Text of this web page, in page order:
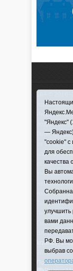
поддержке
от 10.06.
надзору в
Тюменская
Ленина, д.
Главный
36.
Политика
"Яндекс"
—
"cookie" с
для
качества
Вы
улучшить
вами
РФ. Вы
выбрав